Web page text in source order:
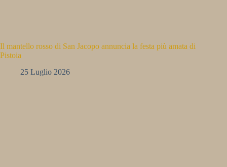
Il mantello rosso di San Jacopo annuncia la festa più amata di
Pistoia
25 Luglio 2026